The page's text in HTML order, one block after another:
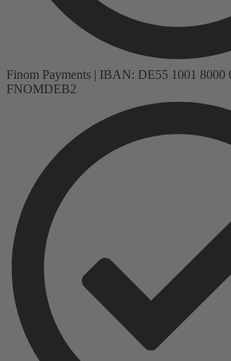
Finom Payments | IBAN: DE55 1001 8000
FNOMDEB2